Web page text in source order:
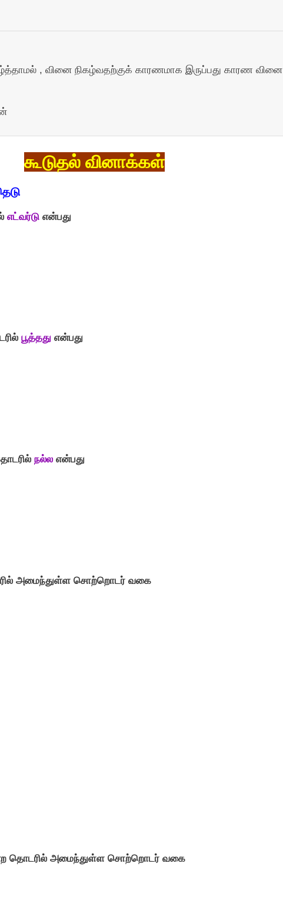
, வினை நிகழ்வதற்குக் காரணமாக இருப்பது காரண வினை
கூடுதல் வினாக்கள்
எட்வர்டு என்பது
பூத்தது என்பது
நல்ல என்பது
அமைந்துள்ள சொற்றொடர் வகை
தொடரில் அமைந்துள்ள சொற்றொடர் வகை